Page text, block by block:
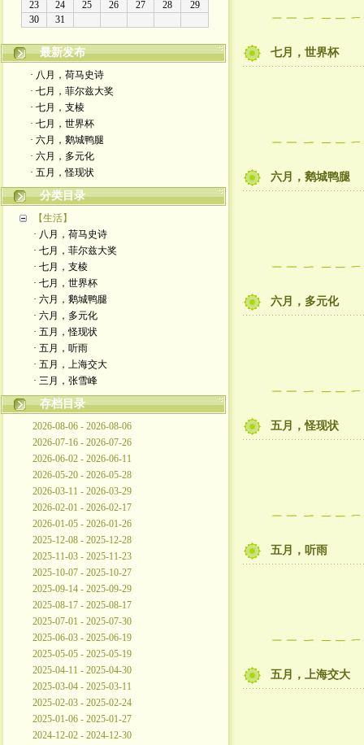
最新发布
· 八月，荷马史诗
· 七月，菲尔兹大奖
· 七月，支棱
· 七月，世界杯
· 六月，鹅城鸭腿
· 六月，多元化
· 五月，怪现状
分类目录
【生活】
· 八月，荷马史诗
· 七月，菲尔兹大奖
· 七月，支棱
· 七月，世界杯
· 六月，鹅城鸭腿
· 六月，多元化
· 五月，怪现状
· 五月，听雨
· 五月，上海交大
· 三月，张雪峰
存档目录
2026-08-06 - 2026-08-06
2026-07-16 - 2026-07-26
2026-06-02 - 2026-06-11
2026-05-20 - 2026-05-28
2026-03-11 - 2026-03-29
2026-02-01 - 2026-02-17
2026-01-05 - 2026-01-26
2025-12-08 - 2025-12-28
2025-11-03 - 2025-11-23
2025-10-07 - 2025-10-27
2025-09-14 - 2025-09-29
2025-08-17 - 2025-08-17
2025-07-01 - 2025-07-30
2025-06-03 - 2025-06-19
2025-05-05 - 2025-05-19
2025-04-11 - 2025-04-30
2025-03-04 - 2025-03-11
2025-02-03 - 2025-02-24
2025-01-06 - 2025-01-27
2024-12-02 - 2024-12-30
七月，世界杯
六月，鹅城鸭腿
六月，多元化
五月，怪现状
五月，听雨
五月，上海交大